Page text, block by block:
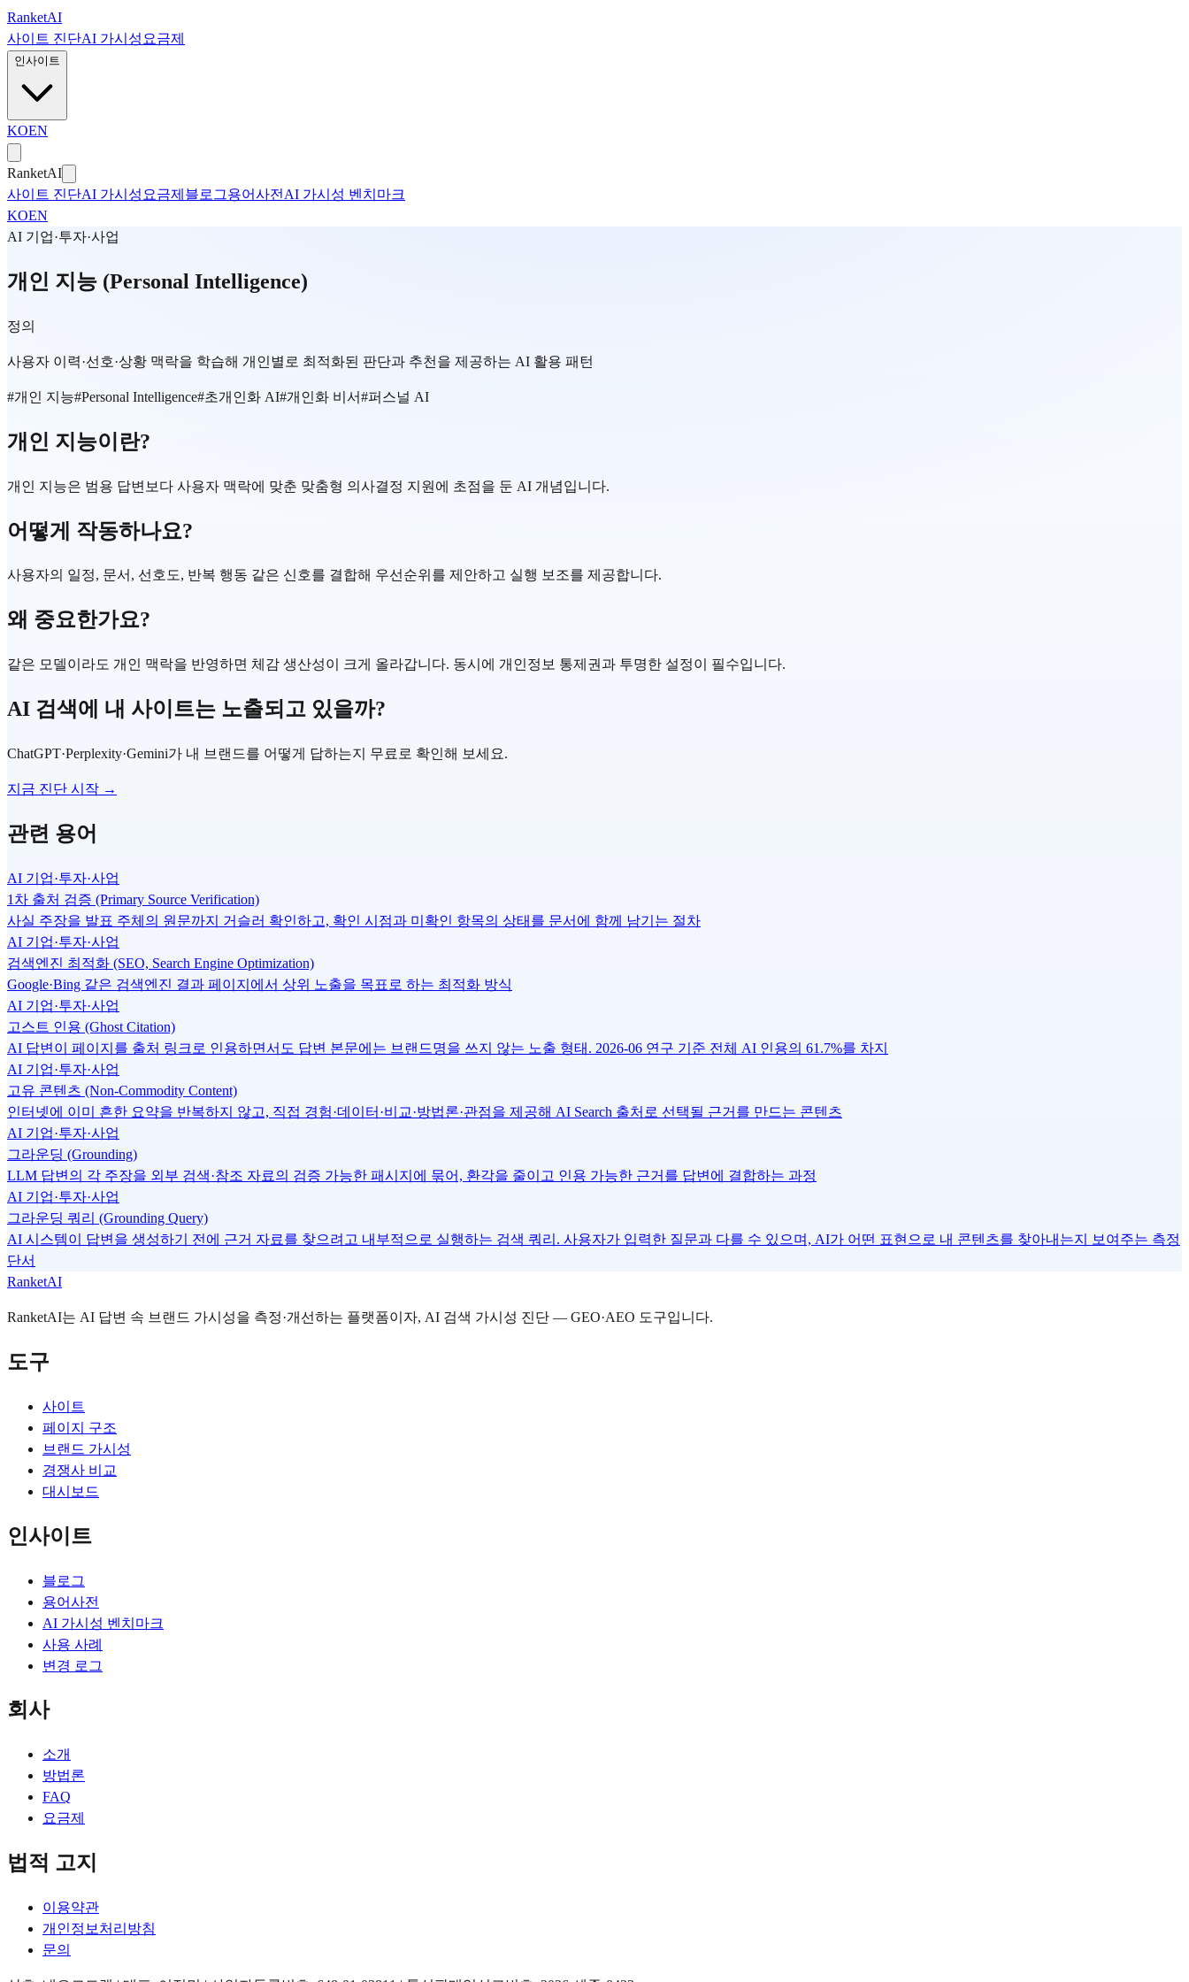
본문으로 건너뛰기
RanketAI
사이트 진단AI 가시성 요금제
인사이트
KOEN
RanketAI
사이트 진단AI 가시성 요금제 블로그용어사전 AI 가시성 벤치마크
KOEN
AI 기업·투자·사업
개인 지능 (Personal Intelligence)
정의
사용자 이력·선호·상황 맥락을 학습해 개인별로 최적화된 판단과 추천을 제공하는 AI 활용 패턴
#개인 지능#Personal Intelligence#초개인화 AI#개인화 비서#퍼스널 AI
개인 지능이란?
개인 지능은 범용 답변보다 사용자 맥락에 맞춘 맞춤형 의사결정 지원에 초점을 둔 AI 개념입니다.
어떻게 작동하나요?
사용자의 일정, 문서, 선호도, 반복 행동 같은 신호를 결합해 우선순위를 제안하고 실행 보조를 제공합니다.
왜 중요한가요?
같은 모델이라도 개인 맥락을 반영하면 체감 생산성이 크게 올라갑니다. 동시에 개인정보 통제권과 투명한 설정이 필수입니다.
AI 검색에 내 사이트는 노출되고 있을까?
ChatGPT·Perplexity·Gemini가 내 브랜드를 어떻게 답하는지 무료로 확인해 보세요.
지금 진단 시작 →
관련 용어
AI 기업·투자·사업
1차 출처 검증 (Primary Source Verification)
사실 주장을 발표 주체의 원문까지 거슬러 확인하고, 확인 시점과 미확인 항목의 상태를 문서에 함께 남기는 절차
AI 기업·투자·사업
검색엔진 최적화 (SEO, Search Engine Optimization)
Google·Bing 같은 검색엔진 결과 페이지에서 상위 노출을 목표로 하는 최적화 방식
AI 기업·투자·사업
고스트 인용 (Ghost Citation)
AI 답변이 페이지를 출처 링크로 인용하면서도 답변 본문에는 브랜드명을 쓰지 않는 노출 형태. 2026-06 연구 기준 전체 AI 인용의 61.7%를 차지
AI 기업·투자·사업
고유 콘텐츠 (Non-Commodity Content)
인터넷에 이미 흔한 요약을 반복하지 않고, 직접 경험·데이터·비교·방법론·관점을 제공해 AI Search 출처로 선택될 근거를 만드는 콘텐츠
AI 기업·투자·사업
그라운딩 (Grounding)
LLM 답변의 각 주장을 외부 검색·참조 자료의 검증 가능한 패시지에 묶어, 환각을 줄이고 인용 가능한 근거를 답변에 결합하는 과정
AI 기업·투자·사업
그라운딩 쿼리 (Grounding Query)
AI 시스템이 답변을 생성하기 전에 근거 자료를 찾으려고 내부적으로 실행하는 검색 쿼리. 사용자가 입력한 질문과 다를 수 있으며, AI가 어떤 표현으로 내 콘텐츠를 찾아내는지 보여주는 측정
단서
RanketAI
RanketAI는 AI 답변 속 브랜드 가시성을 측정·개선하는 플랫폼이자, AI 검색 가시성 진단 — GEO·AEO 도구입니다.
도구
사이트
페이지 구조
브랜드 가시성
경쟁사 비교
대시보드
인사이트
블로그
용어사전
AI 가시성 벤치마크
사용 사례
변경 로그
회사
소개
방법론
FAQ
요금제
법적 고지
이용약관
개인정보처리방침
문의